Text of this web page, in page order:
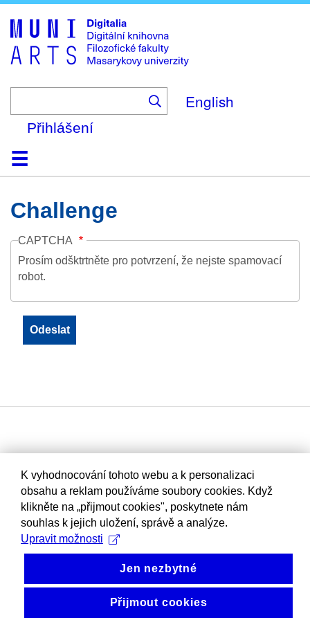
to
main
content
English
Přihlášení
DomůKolekce
Prohlížení
Vyhledávání
O platformě
Nápověda
KontaktDigitalia
Challenge
CAPTCHA
Prosím odšktrtněte pro potvrzení, že nejste spamovací
robot.
K vyhodnocování tohoto webu a k personalizaci
obsahu a reklam používáme soubory cookies. Když
klikněte na „přijmout cookies", poskytnete nám
souhlas k jejich uložení, správě a analýze.
Upravit možnosti
Jen nezbytné
Přijmout cookies